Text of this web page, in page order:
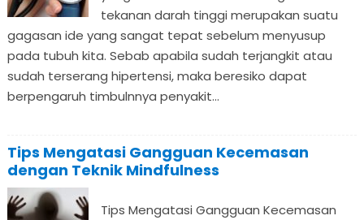
tekanan darah tinggi merupakan suatu
gagasan ide yang sangat tepat sebelum menyusup
pada tubuh kita. Sebab apabila sudah terjangkit atau
sudah terserang hipertensi, maka beresiko dapat
berpengaruh timbulnnya penyakit...
Tips Mengatasi Gangguan Kecemasan
dengan Teknik Mindfulness
Tips Mengatasi Gangguan Kecemasan